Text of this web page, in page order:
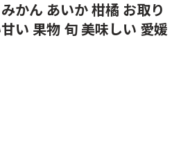
かん あいか 柑橘 お取り
い 果物 旬 美味しい 愛媛